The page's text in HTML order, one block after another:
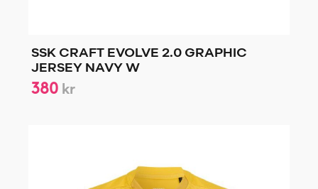
SSK CRAFT EVOLVE 2.0 GRAPHIC
JERSEY NAVY W
380 kr